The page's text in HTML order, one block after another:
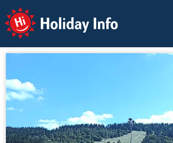
Holiday Info